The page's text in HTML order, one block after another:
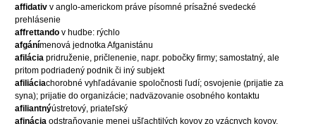
affidativ v anglo-americkom práve písomné prísažné svedecké
prehlásenie
affrettando v hudbe: rýchlo
afgánímenová jednotka Afganistánu
afilácia pridruženie, pričlenenie, napr. pobočky firmy; samostatný, ale
pritom podriadený podnik či iný subjekt
afiliáciachorobné vyhľadávanie spoločnosti ľudí; osvojenie (prijatie za
syna); prijatie do organizácie; nadväzovanie osobného kontaktu
afiliantnýústretový, priateľský
afinácia odstraňovanie menej ušľachtilých kovov zo vzácnych kovov,